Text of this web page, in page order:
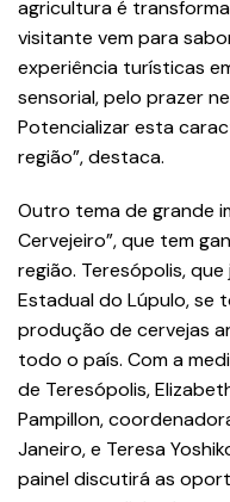
agricultura é
visitante vem para
experiência turísticas
sensorial, pelo prazer
Potencializar esta
região”, destaca.
Outro tema de grande
Cervejeiro”, que tem
região. Teresópolis,
Estadual do Lúpulo, se
produção de cervejas
todo o país. Com a
de Teresópolis,
Pampillon,
Janeiro, e Teresa
painel discutirá as